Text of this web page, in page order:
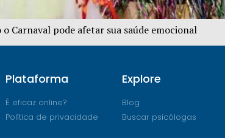
Carnaval pode afetar sua saúde emocional
Plataforma
É eficaz online?
Política de privacidade
Explore
Blog
Buscar psicólogas